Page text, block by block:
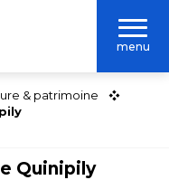
menu
& patrimoine
Quinipily